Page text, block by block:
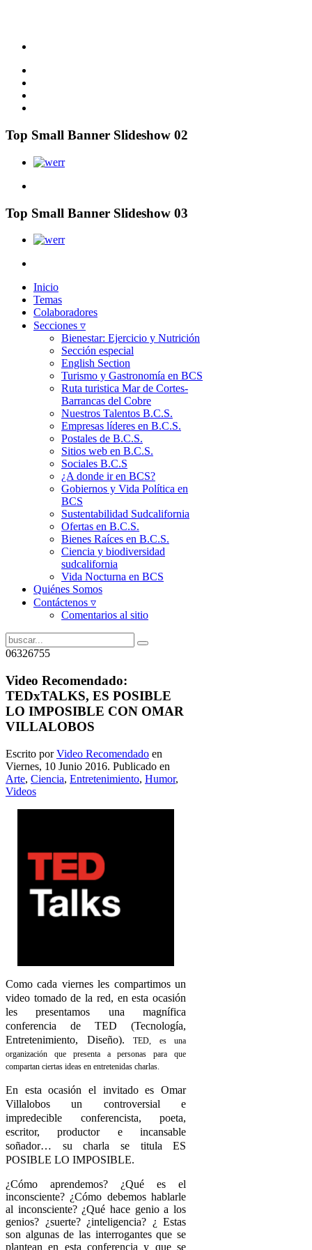
Top Small Banner Slideshow 02
Top Small Banner Slideshow 03
Inicio
Temas
Colaboradores
Secciones ▿
Bienestar: Ejercicio y Nutrición
Sección especial
English Section
Turismo y Gastronomía en BCS
Ruta turistica Mar de Cortes-
Barrancas del Cobre
Nuestros Talentos B.C.S.
Empresas líderes en B.C.S.
Postales de B.C.S.
Sitios web en B.C.S.
Sociales B.C.S
¿A donde ir en BCS?
Gobiernos y Vida Política en
BCS
Sustentabilidad Sudcalifornia
Ofertas en B.C.S.
Bienes Raíces en B.C.S.
Ciencia y biodiversidad
sudcalifornia
Vida Nocturna en BCS
Quiénes Somos
Contáctenos ▿
Comentarios al sitio
06326755
Video Recomendado:
TEDxTALKS, ES POSIBLE
LO IMPOSIBLE CON OMAR
VILLALOBOS
Escrito porVideo Recomendado en
Viernes, 10 Junio 2016. Publicado en
Arte, Ciencia, Entretenimiento, Humor,
Videos
Como cada viernes les compartimos un
video tomado de la red, en esta ocasión
les presentamos una magnífica
conferencia de TED (Tecnología,
Entretenimiento, Diseño).TED, es una
organización que presenta a personas para que
compartan ciertas ideas en entretenidas charlas.
En esta ocasión el invitado es Omar
Villalobos un controversial e
impredecible conferencista, poeta,
escritor, productor e incansable
soñador… su charla se titula ES
POSIBLE LO IMPOSIBLE.
¿Cómo aprendemos? ¿Qué es el
inconsciente? ¿Cómo debemos hablarle
al inconsciente? ¿Qué hace genio a los
genios? ¿suerte? ¿inteligencia? ¿ Estas
son algunas de las interrogantes que se
plantean en esta conferencia y que se